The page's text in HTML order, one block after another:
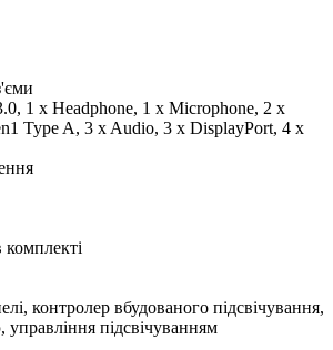
1 x Нeadphone, 1 х Microphone, 2 x
Type A, 3 x Audio, 3 x DisplayPort, 4 x
контролер вбудованого підсвічування,
управління підсвічуванням